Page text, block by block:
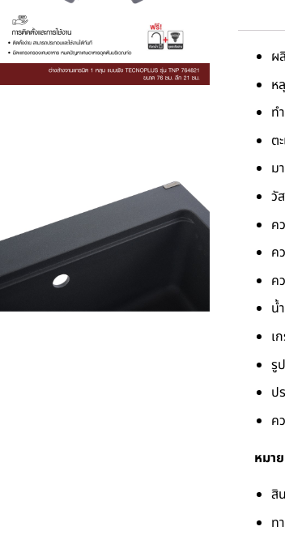
ผ
ห
ท
ต
ม
วั
ค
ค
ค
น้
เ
รู
ป
ค
หมา
สิ
ท